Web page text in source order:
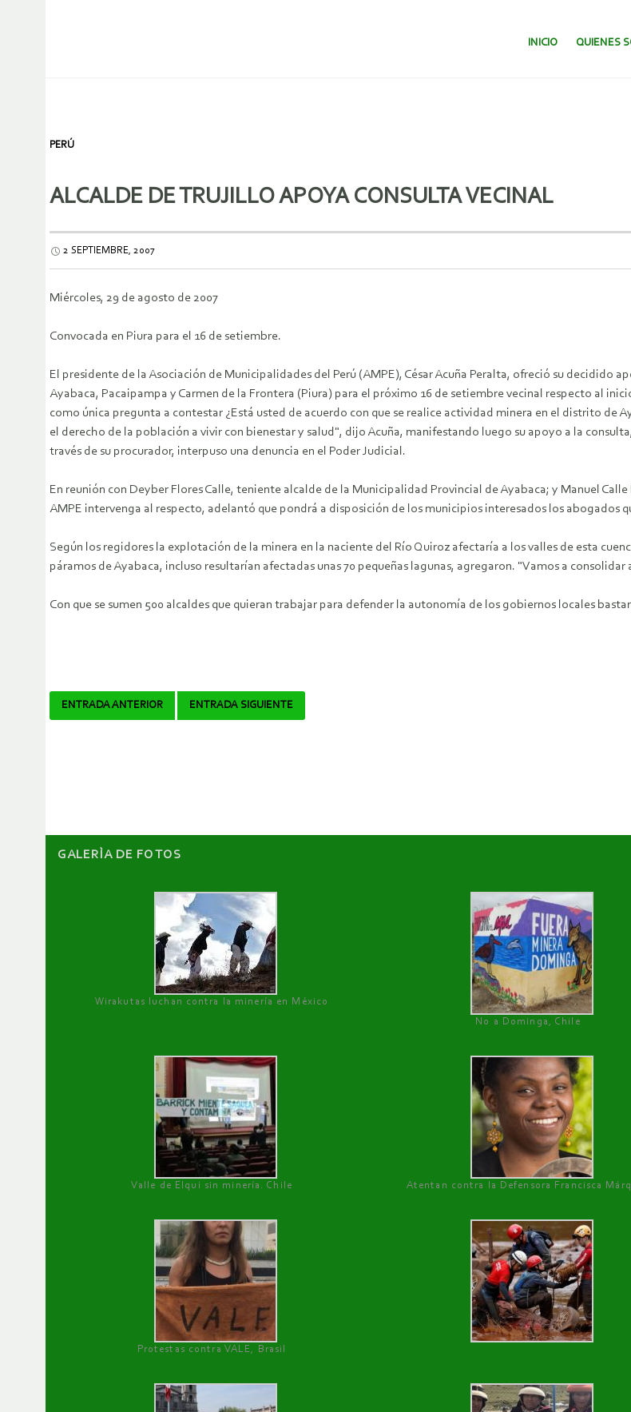
SALTAR AL
INICIO QUIENES
PERÚ
ALCALDE DE TRUJILLO APOYA CONSULTA VECINAL
2 SEPTIEMBRE, 2007
Miércoles, 29 de agosto de 2007
Convocada en Piura para el 16 de setiembre.
El presidente de la Asociación de Municipalidades del Perú (AMPE), César Acuña Peralta, ofreció su decidido
Ayabaca, Pacaipampa y Carmen de la Frontera (Piura) para el próximo 16 de setiembre vecinal respecto al
como única pregunta a contestar ¿Está usted de acuerdo con que se realice actividad minera en el distrito de
el derecho de la población a vivir con bienestar y salud", dijo Acuña, manifestando luego su apoyo a la
través de su procurador, interpuso una denuncia en el Poder Judicial.
En reunión con Deyber Flores Calle, teniente alcalde de la Municipalidad Provincial de Ayabaca; y Manuel
AMPE intervenga al respecto, adelantó que pondrá a disposición de los municipios interesados los abogados
Según los regidores la explotación de la minera en la naciente del Río Quiroz afectaría a los valles de esta
páramos de Ayabaca, incluso resultarían afectadas unas 70 pequeñas lagunas, agregaron. "Vamos a
Con que se sumen 500 alcaldes que quieran trabajar para defender la autonomía de los gobiernos locales
Navegador
ENTRADA ANTERIOR ENTRADA SIGUIENTE
GALERÌA DE FOTOS
Wirakutas luchan contra la minería en México
No a Dominga, Chile
Valle de Elqui sin minería. Chile Atentan contra la Defensora Francisca
Protestas contra VALE, Brasil